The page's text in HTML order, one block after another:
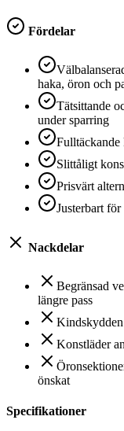
Fördelar
haka, öron och
Tätsittande
under sparring
Fulltäckande
Slittåligt
Prisvärt
Justerbart
Nackdelar
Begränsad
längre pass
Konstläder
önskat
Specifikationer